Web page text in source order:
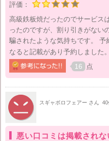
評価：
高級鉄板焼だったのでサービス
ったのですが、割り引きがない
騙されたような気持ちです。
なると記載があり予約しました
16 点
スギャボロフェアー さん 40
悪い口コミは掲載されな